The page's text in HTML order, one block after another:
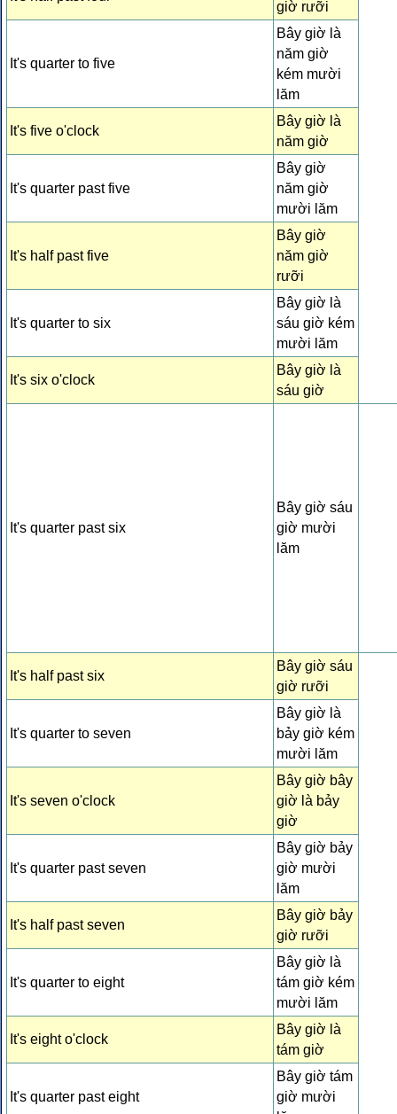
giờ rưỡi
It's quarter to five
Bây giờ là
năm giờ
kém mười
lăm
It's five o'clock
Bây giờ là
năm giờ
It's quarter past five
Bây giờ
năm giờ
mười lăm
It's half past five
Bây giờ
năm giờ
rưỡi
It's quarter to six
Bây giờ là
sáu giờ kém
mười lăm
It's six o'clock
Bây giờ là
sáu giờ
It's quarter past six
Bây giờ sáu
giờ mười
lăm
It's half past six
Bây giờ sáu
giờ rưỡi
It's quarter to seven
Bây giờ là
bảy giờ kém
mười lăm
It's seven o'clock
Bây giờ bây
giờ là bảy
giờ
It's quarter past seven
Bây giờ bảy
giờ mười
lăm
It's half past seven
Bây giờ bảy
giờ rưỡi
It's quarter to eight
Bây giờ là
tám giờ kém
mười lăm
It's eight o'clock
Bây giờ là
tám giờ
It's quarter past eight
Bây giờ tám
giờ mười